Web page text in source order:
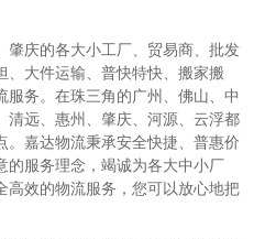
肇庆的各大小工厂、贸易商、批发
、大件运输、普快特快、搬家搬
服务。在珠三角的广州、佛山、中
清远、惠州、肇庆、河源、云浮都
。嘉达物流秉承安全快捷、普惠价
的服务理念，竭诚为各大中小厂
高效的物流服务，您可以放心地把